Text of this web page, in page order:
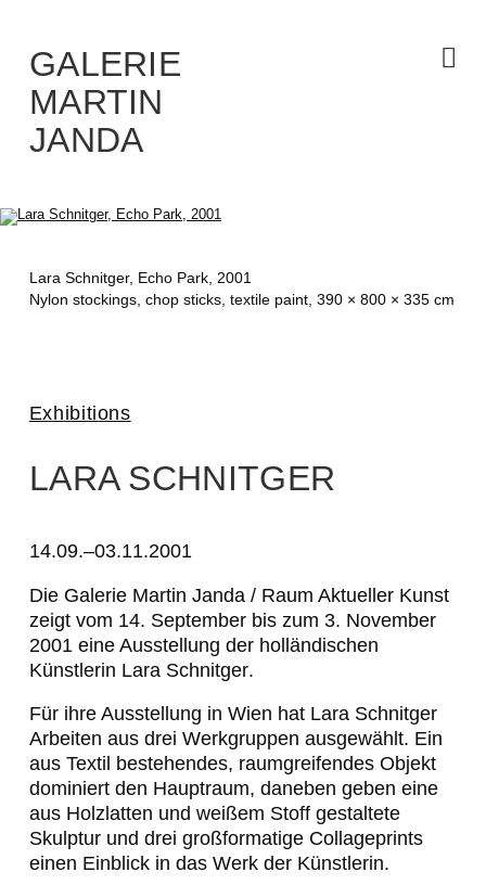
GALERIE
MARTIN
JANDA
Exhibitions
Lara Schnitger, Echo Park, 2001
Nylon stockings, chop sticks, textile paint, 390 × 800 × 335 cm
LARA SCHNITGER
a
r
a
S
c
h
n
i
t
14.09.–03.11.2001
Die Galerie Martin Janda / Raum Aktueller Kunst
zeigt vom 14. September bis zum 3. November
2001 eine Ausstellung der holländischen
Künstlerin Lara Schnitger.
Für ihre Ausstellung in Wien hat Lara Schnitger
Arbeiten aus drei Werkgruppen ausgewählt. Ein
aus Textil bestehendes, raumgreifendes Objekt
dominiert den Hauptraum, daneben geben eine
aus Holzlatten und weißem Stoff gestaltete
Skulptur und drei großformatige Collageprints
einen Einblick in das Werk der Künstlerin.